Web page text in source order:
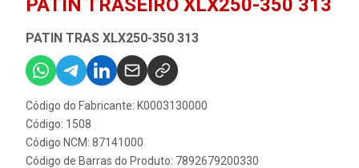
PATIN TRASEIRO XLX250-350 313
PATIN TRAS XLX250-350 313
Código do Fabricante: K0003130000
Código: 1508
Código NCM: 87141000
Código de Barras do Produto: 7892679200330